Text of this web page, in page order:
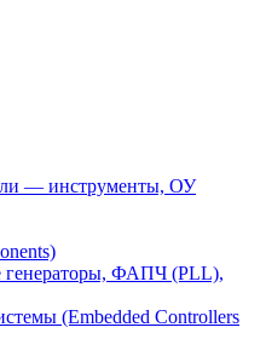
— инструменты, ОУ
генераторы, ФАПЧ (PLL),
(Embedded Controllers